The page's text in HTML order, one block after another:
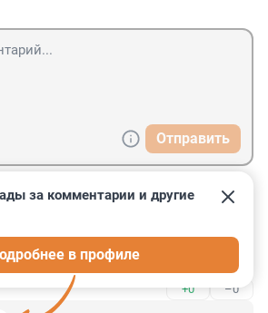
Отправить
самый безнаказанный бизнес.
+0 –0
за комментарии и другие
в профиле